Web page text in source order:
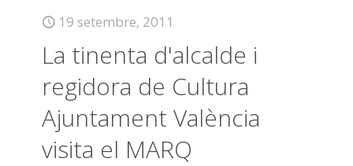
19 setembre, 2011
La tinenta d'alcalde i
regidora de Cultura
Ajuntament València
visita el MARQ